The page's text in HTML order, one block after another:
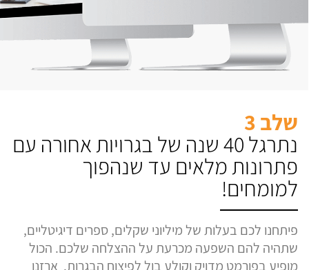
שלב 3
נתרגל 40 שנה של בגרויות אחורה עם
פתרונות מלאים עד שנהפוך
למומחים!
פיתחנו לכם בעלות של מיליוני שקלים, ספרים דיגיטליים,
שתהיה להם השפעה מכרעת על ההצלחה שלכם. הכול
מופיע בפורמט מדויק וקולע בול לפיצוח הבגרות. ארזנו